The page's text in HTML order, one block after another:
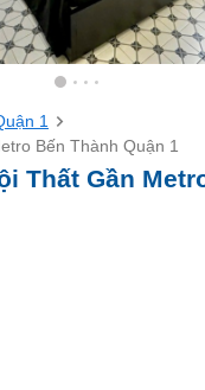
1
Bến Thành Quận 1
Thất Gần